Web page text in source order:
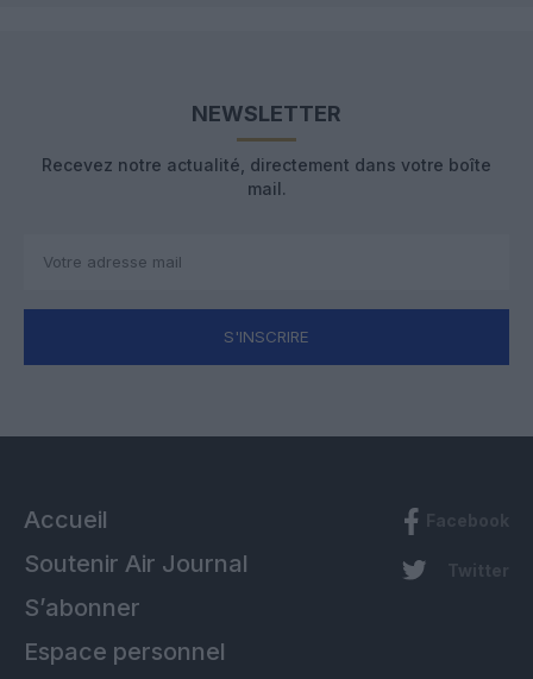
NEWSLETTER
Recevez notre actualité, directement dans votre boîte
mail.
S'INSCRIRE
Accueil
Soutenir Air Journal
S’abonner
Espace personnel